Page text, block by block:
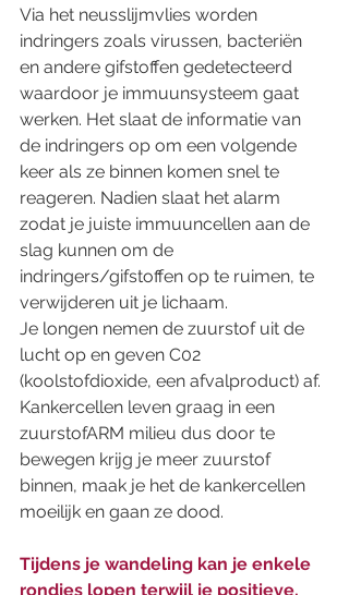
Via het neusslijmvlies worden
indringers zoals virussen, bacteriën
en andere gifstoffen gedetecteerd
waardoor je immuunsysteem gaat
werken. Het slaat de informatie van
de indringers op om een volgende
keer als ze binnen komen snel te
reageren. Nadien slaat het alarm
zodat je juiste immuuncellen aan de
slag kunnen om de
indringers/gifstoffen op te ruimen, te
verwijderen uit je lichaam.
Je longen nemen de zuurstof uit de
lucht op en geven C02
(koolstofdioxide, een afvalproduct) af.
Kankercellen leven graag in een
zuurstofARM milieu dus door te
bewegen krijg je meer zuurstof
binnen, maak je het de kankercellen
moeilijk en gaan ze dood.
Tijdens je wandeling kan je enkele
rondjes lopen terwijl je positieve,